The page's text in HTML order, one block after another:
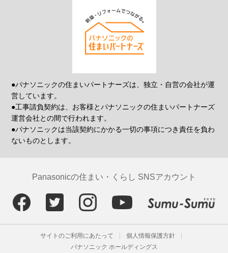
●パナソニックの住まいパートナーズは、独立・自営の会社が運
営しています。
●工事請負契約は、お客様とパナソニックの住まいパートナーズ
運営会社との間で行われます。
●パナソニックは当該契約にかかる一切の事項につき責任を負わ
ないものとします。
Panasonicの住まい・くらし SNSアカウント
サイトのご利用にあたって
個人情報保護方針
パナソニック ホールディングス